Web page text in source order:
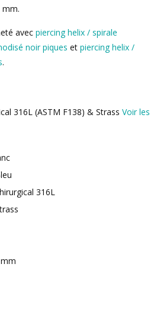
avec piercing helix / spirale
noir piques et piercing helix /
.
316L (ASTM F138) & Strass Voir les
316L